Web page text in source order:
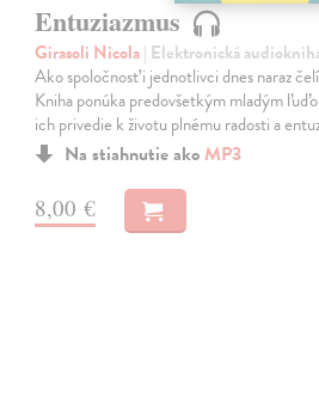
Entuziazmus
Girasoli Nicola| Elektronická
Ako spoločnosť i jednotlivci dnes naraz
Kniha ponúka predovšetkým mladým
ich privedie k životu plnému radosti a
Na stiahnutie ako MP3
8,00 €